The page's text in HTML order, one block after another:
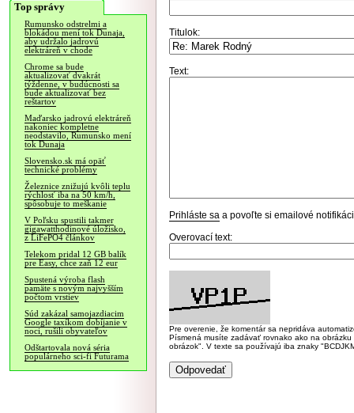
Top správy
Rumunsko odstrelmi a
blokádou mení tok Dunaja,
aby udržalo jadrovú
elektráreň v chode
Chrome sa bude
aktualizovať dvakrát
týždenne, v budúcnosti sa
bude aktualizovať bez
reštartov
Maďarsko jadrovú elektráreň
nakoniec kompletne
neodstavilo, Rumunsko mení
tok Dunaja
Slovensko.sk má opäť
technické problémy
Železnice znižujú kvôli teplu
rýchlosť iba na 50 km/h,
spôsobuje to meškanie
V Poľsku spustili takmer
gigawatthodinové úložisko,
z LiFePO4 článkov
Telekom pridal 12 GB balík
pre Easy, chce zaň 12 eur
Spustená výroba flash
pamäte s novým najvyšším
počtom vrstiev
Súd zakázal samojazdiacim
Google taxíkom dobíjanie v
noci, rušili obyvateľov
Odštartovala nová séria
populárneho sci-fi Futurama
Titulok:
Text:
Prihláste sa a povoľte si emailové
Overovací text:
Pre overenie, že komentár sa nepridáva
Písmená musíte zadávať rovnako ako na
obrázok". V texte sa používajú iba znaky